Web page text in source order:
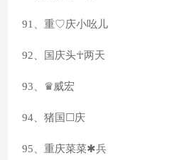
91、重♡庆小吆儿
92、国庆头☥两天
93、♛威宏
94、猪国☐庆
95、重庆菜菜✱兵